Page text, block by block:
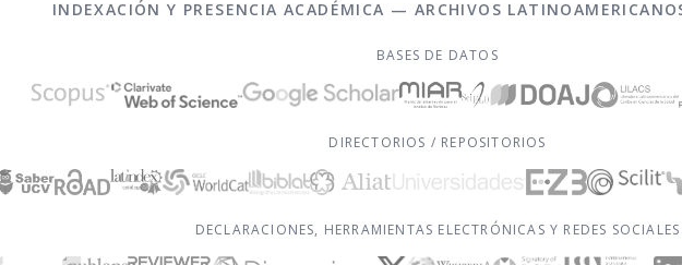
INDEXACIÓN Y PRESENCIA ACADÉMICA — ARCHIVOS
BASES DE DATOS
DIRECTORIOS / REPOSITORIOS
DECLARACIONES, HERRAMIENTAS ELECTRÓNICAS Y REDES SOCIALES